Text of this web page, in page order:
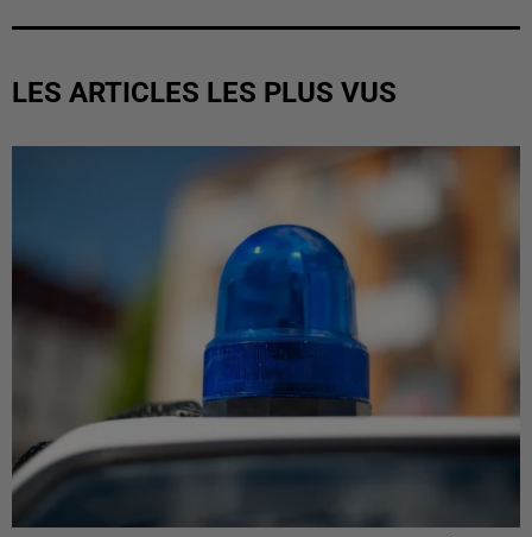
LES ARTICLES LES PLUS VUS